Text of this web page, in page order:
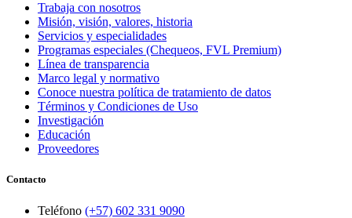
Trabaja con nosotros
Misión, visión, valores, historia
Servicios y especialidades
Programas especiales (Chequeos, FVL Premium)
Línea de transparencia
Marco legal y normativo
Conoce nuestra política de tratamiento de datos
Términos y Condiciones de Uso
Investigación
Educación
Proveedores
Contacto
Teléfono (+57) 602 331 9090